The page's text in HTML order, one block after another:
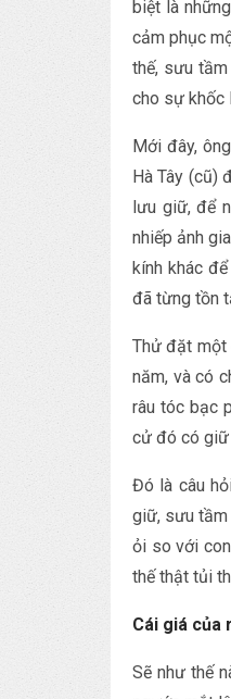
biệt là
cảm phục
thế, sưu
cho sự khốc
Mới đây,
Hà Tây (cũ)
lưu giữ, để
nhiếp ảnh
kính khác
đã từng tồn
Thử đặt một
năm, và có
râu tóc bạc
cử đó có
Đó là câu
giữ, sưu tầm
ỏi so với
thế thật tủi
Cái giá của
Sẽ như thế